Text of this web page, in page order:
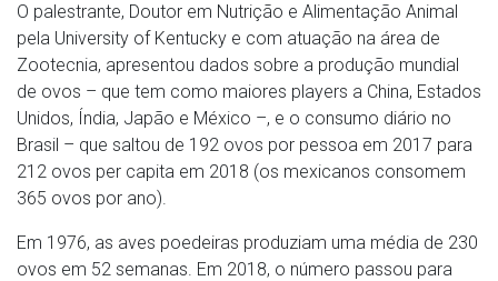
O palestrante, Doutor em Nutrição e Alimentação Animal
pela University of Kentucky e com atuação na área de
Zootecnia, apresentou dados sobre a produção mundial
de ovos – que tem como maiores players a China, Estados
Unidos, Índia, Japão e México –, e o consumo diário no
Brasil – que saltou de 192 ovos por pessoa em 2017 para
212 ovos per capita em 2018 (os mexicanos consomem
365 ovos por ano).
Em 1976, as aves poedeiras produziam uma média de 230
ovos em 52 semanas. Em 2018, o número passou para